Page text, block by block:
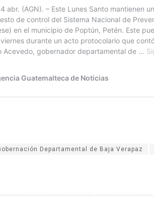
Departamental de Baja Verapaz